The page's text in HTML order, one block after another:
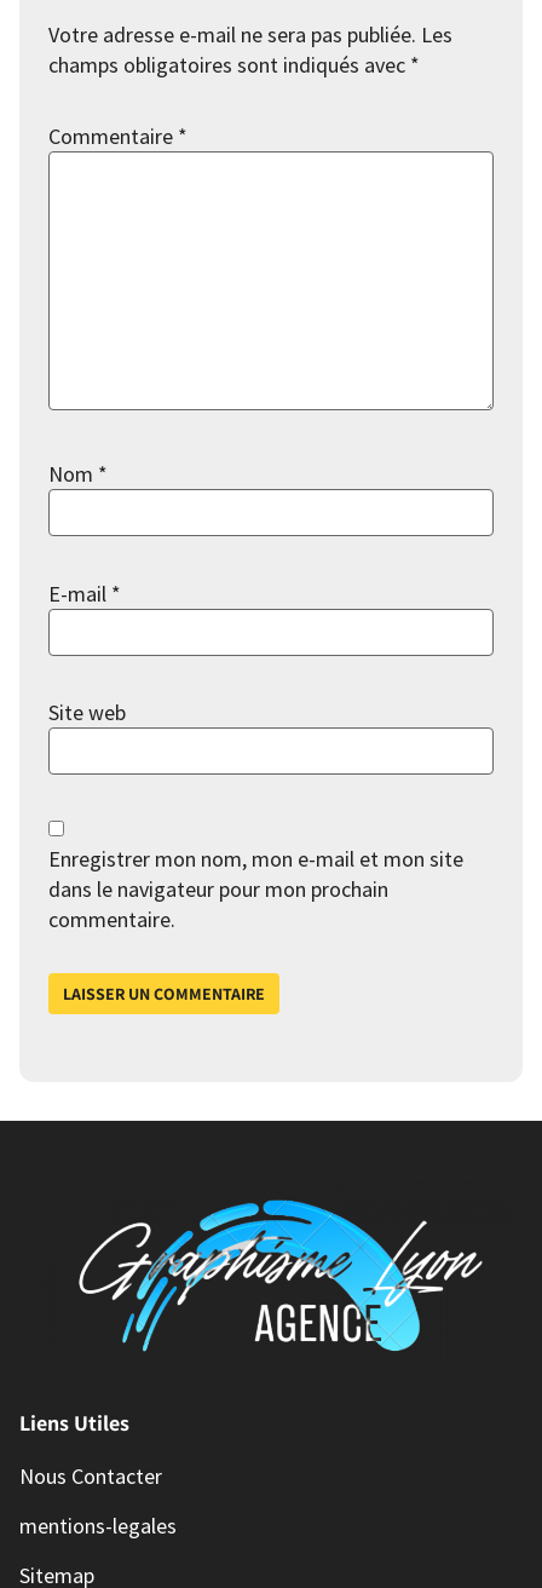
Votre adresse e-mail ne sera pas publiée. Les
champs obligatoires sont indiqués avec *
Commentaire *
Nom *
E-mail *
Site web
Enregistrer mon nom, mon e-mail et mon site
dans le navigateur pour mon prochain
commentaire.
Liens Utiles
Nous Contacter
mentions-legales
Sitemap